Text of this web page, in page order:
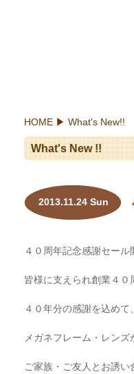
HOME ▶ What's New!!
What's New !!
2013.11.24 Sun
４０周年記念感謝セール
皆様に支えられ創業４０
４０年分の感謝を込めて
メガネフレーム・レン
ご家族・ご友人とお誘い